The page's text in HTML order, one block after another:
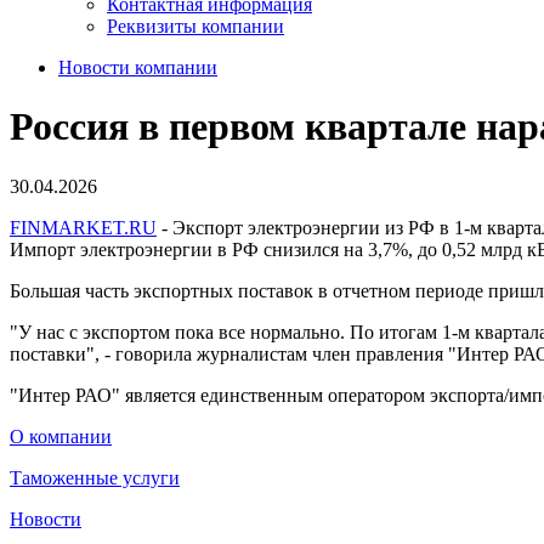
Контактная информация
Реквизиты компании
Новости компании
​Россия в первом квартале
30.04.2026
FINMARKET.RU - Экспорт электроэнергии из РФ в 1-м
Импорт электроэнергии в РФ снизился на 3,7%, до 0,52 млрд
Большая часть экспортных поставок в отчетном периоде
"У нас с экспортом пока все нормально. По итогам 1-м
поставки", - говорила журналистам член правления "Интер
"Интер РАО" является единственным оператором экспорта/
О компании
Таможенные услуги
Новости